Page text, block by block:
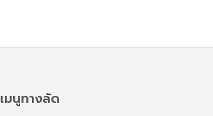
เมนูทางลัด